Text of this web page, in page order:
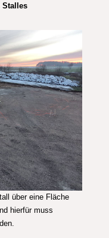
Stalles
über eine Fläche
hierfür muss